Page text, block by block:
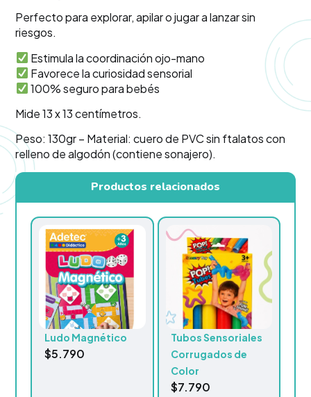
Perfecto para explorar, apilar o jugar a lanzar sin
riesgos.
Estimula la coordinación ojo-mano
Favorece la curiosidad sensorial
100% seguro para bebés
Mide 13 x 13 centímetros.
Peso: 130gr – Material: cuero de PVC sin ftalatos con
relleno de algodón (contiene sonajero).
Productos relacionados
Ludo Magnético
$5.790
Tubos Sensoriales
Corrugados de
Color
$7.790